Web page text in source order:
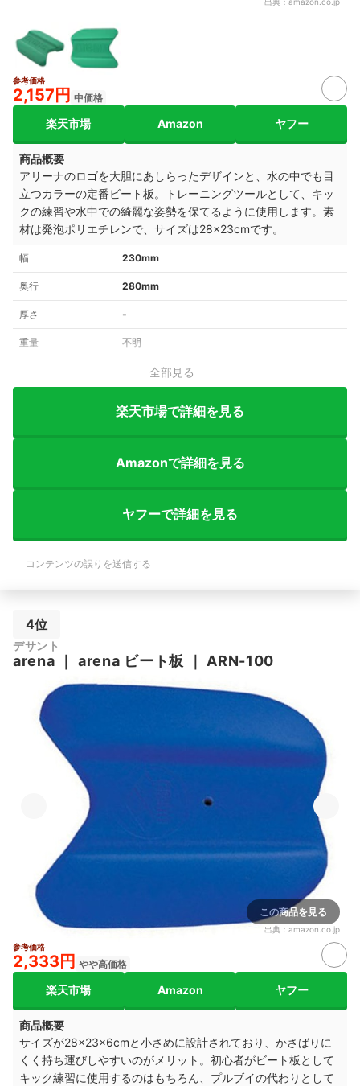
参考価格
2,157円 中価格
楽天市場 Amazon ヤフー
商品概要
アリーナのロゴを大胆にあしらったデザインと、水の中でも目
立つカラーの定番ビート板。トレーニングツールとして、キッ
クの練習や水中での綺麗な姿勢を保てるように使用します。 素
材は発泡ポリエチレンで、サイズは28×23cmです。
幅 230mm
奥行 280mm
厚さ ‐
重量 不明
全部見る
楽天市場で詳細を見る
Amazonで詳細を見る
ヤフーで詳細を見る
コンテンツの誤りを送信する
4位
デサント
arena arena ビート板 ARN-100
この商品を見る
出典： amazon.co.jp
参考価格
2,333円 やや高価格
楽天市場 Amazon ヤフー
商品概要
サイズが28×23×6cmと小さめに設計されており、かさばりに
くく持ち運びしやすいのがメリット。初心者がビート板として
キック練習に使用するのはもちろん、プルブイの代わりとして